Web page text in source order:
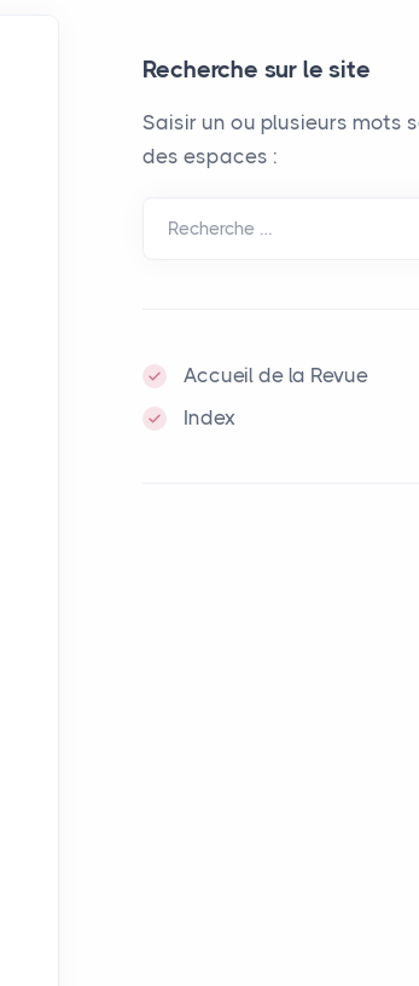
Recherche sur le site
Saisir un ou plusieurs mots
des espaces :
Recherche …
Accueil de la Revue
Index